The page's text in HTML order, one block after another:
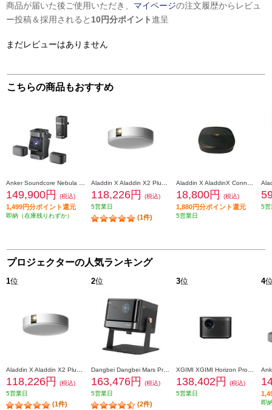
商品が届いた後ご使用いただき、 マイページの注文履歴からレビュ
ー投稿＆採用されると 10円分ポイント進呈
まだレビューはありません
こちらの商品もおすすめ
149,900円 (税込)
1,499円分ポイント還元
即納（在庫残りわずか）
118,226円
(税込)
5営業日
(1件)
18,800円 (税込)
1,880円分ポイント還元
5営業日
5営
プロジェクターの人気ランキング
1位
118,226円
(税込)
5営業日
(1件)
2位
Dangbei Dangbei Mars Pro2 専用スタンド付き 4Kレーザープロジェクター Black GoogleTV搭載 DBOX02-ACDB03
163,476円
(税込)
5営業日
(2件)
3位
138,402円
(税込)
5営業日
4
即